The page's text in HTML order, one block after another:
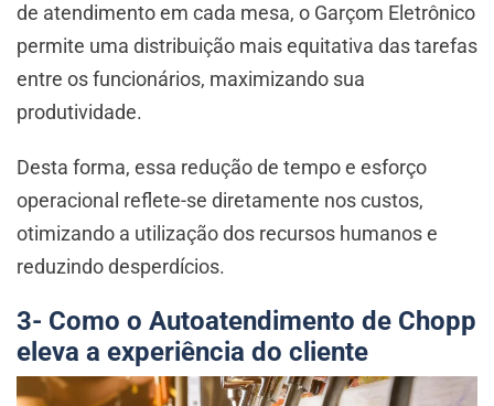
de atendimento em cada mesa, o Garçom Eletrônico
permite uma distribuição mais equitativa das tarefas
entre os funcionários, maximizando sua
produtividade.
Desta forma, essa redução de tempo e esforço
operacional reflete-se diretamente nos custos,
otimizando a utilização dos recursos humanos e
reduzindo desperdícios.
3- Como o Autoatendimento de Chopp
eleva a experiência do cliente